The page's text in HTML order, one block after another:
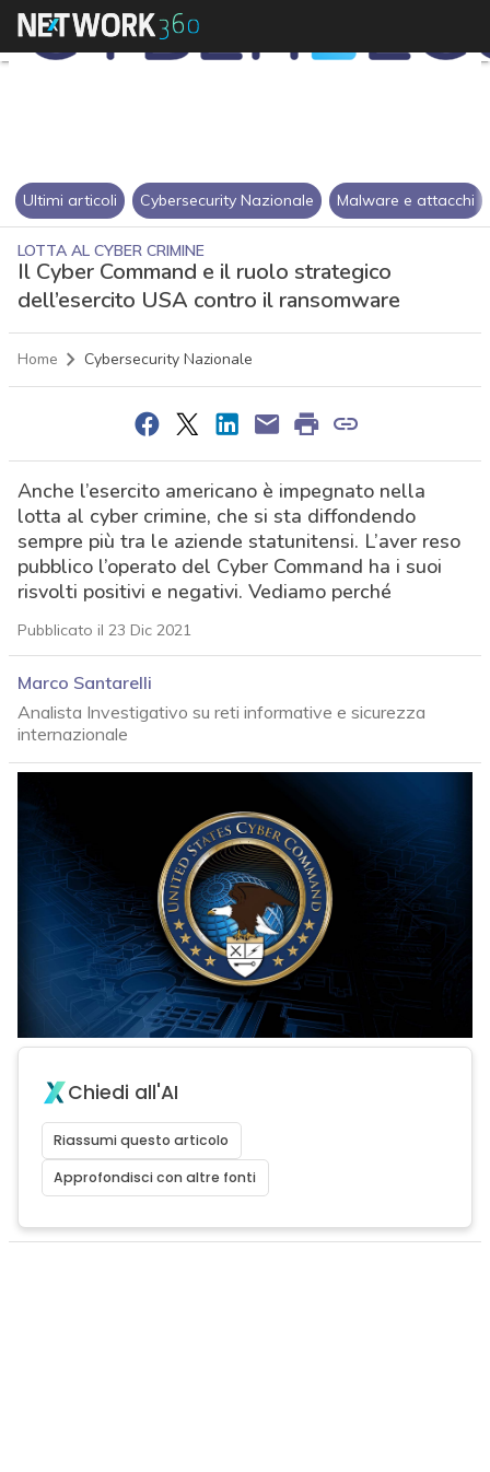
Ultimi articoli Cybersecurity Nazionale Malware e attacchi
LOTTA AL CYBER CRIMINE
Il Cyber Command e il ruolo strategico
dell’esercito USA contro il ransomware
Home Cybersecurity Nazionale
Anche l’esercito americano è impegnato nella
lotta al cyber crimine, che si sta diffondendo
sempre più tra le aziende statunitensi. L’aver reso
pubblico l’operato del Cyber Command ha i suoi
risvolti positivi e negativi. Vediamo perché
Pubblicato il 23 Dic 2021
Marco Santarelli
Analista Investigativo su reti informative e sicurezza
internazionale
Chiedi all'AI
Riassumi questo articolo
Approfondisci con altre fonti